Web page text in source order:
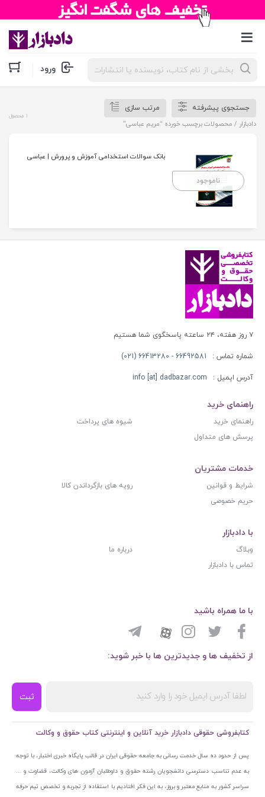
جستجوی
محصولات ورود
جستجوی پیشرفته
مرتب سازی
دادبازار / محصولات برچسب خورده “مریم عباسی”
1 محصول
ناموجود
بانک سوالات استخدامی آموزش و پرورش | عباسی
۷ روز هفته، ۲۴ ساعته پاسخگوی شما هستیم
شماره تماس : 66492581 - 66413280 (021)
آدرس ایمیل : info [at] dadbazar.com
راهنمای خرید
راهنمای خرید
شیوه های پرداخت
پرسش های متداول
خدمات مشتریان
شرایط و قوانین
رویه های بازگرداندن کالا
حریم خصوصی
با دادبازار
وبلاگ
درباره ما
تماس با دادبازار
از تخفیف ها و جدیدترین ها با خبر شوید:
ثبت
با ما همراه باشید
کتابفروشی حقوقی دادبازار خرید آنلاین و اینترنتی کتاب حقوق و وکالت
پس از حدود ده سال خدمت رسانی به جامعه حقوقی ایران در قالب پایگاه خبری اختبار، با توجه
به عدم تناسب دسترسی دانشجویان رشته حقوق و داوطلبان آزمون های وکالت، قضاوت و ...
سراسر کشور به منابع معتبر و بروز، به این فکر افتادیم با استفاده از تجربه و تخصص تیم حرفه